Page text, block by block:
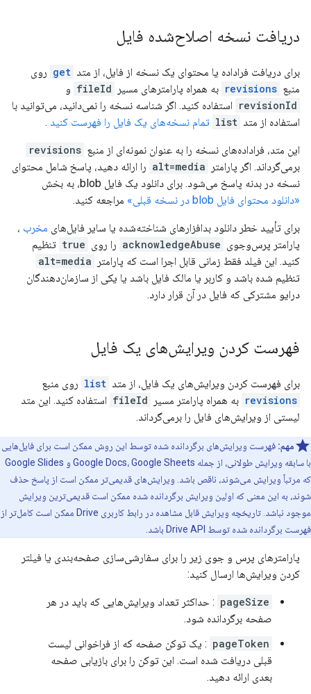
دریافت نسخه اصلاح‌شده فایل
برای دریافت فراداده یا محتوای یک نسخه از فایل، از متد get روی
منبع revisions به همراه پارامترهای مسیر fileId و
revisionId استفاده کنید. اگر شناسه نسخه را نمی‌دانید، می‌توانید با
استفاده از متد list تمام نسخه‌های یک فایل را فهرست کنید .
این متد، فراداده‌های نسخه را به عنوان نمونه‌ای از منبع revisions
برمی‌گرداند. اگر پارامتر
alt=media را ارائه دهید، پاسخ شامل محتوای
نسخه در بدنه پاسخ می‌شود. برای دانلود یک فایل blob، به بخش
«دانلود محتوای فایل blob در نسخه قبلی»
مراجعه کنید.
برای تأیید خطر دانلود بدافزارهای شناخته‌شده یا سایر فایل‌های مخرب ،
پارامتر پرس‌وجوی acknowledgeAbuse را روی true تنظیم
کنید. این فیلد فقط زمانی قابل اجرا است که پارامتر
alt=media
تنظیم شده باشد و کاربر یا مالک فایل باشد یا یکی از سازمان‌دهندگان
درایو مشترکی که فایل در آن قرار دارد.
فهرست کردن ویرایش‌های یک فایل
برای فهرست کردن ویرایش‌های یک فایل، از متد list روی منبع
revisions به همراه پارامتر مسیر fileId استفاده کنید. این متد
لیستی از ویرایش‌های فایل را برمی‌گرداند.
مهم: فهرست ویرایش‌های برگردانده شده توسط این روش ممکن است برای فایل‌هایی
با سابقه ویرایش طولانی، از جمله Google Docs، Google Sheets و Google Slides
که مرتباً ویرایش می‌شوند، ناقص باشد. ویرایش‌های قدیمی‌تر ممکن است از پاسخ حذف
شوند، به این معنی که اولین ویرایش برگردانده شده ممکن است قدیمی‌ترین ویرایش
موجود نباشد. تاریخچه ویرایش قابل مشاهده در رابط کاربری Drive ممکن است کامل‌تر از
فهرست برگردانده شده توسط Drive API باشد.
پارامترهای پرس و جوی زیر را برای سفارشی‌سازی صفحه‌بندی یا فیلتر
کردن ویرایش‌ها ارسال کنید:
pageSize : حداکثر تعداد ویرایش‌هایی که باید در هر
صفحه برگردانده شود.
pageToken : یک توکن صفحه که از فراخوانی لیست
قبلی دریافت شده است. این توکن را برای بازیابی صفحه
بعدی ارائه دهید.